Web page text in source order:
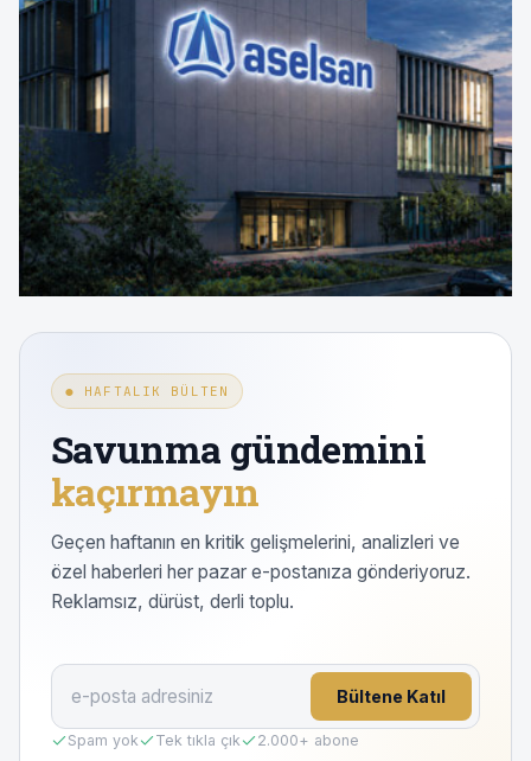
● HAFTALIK BÜLTEN
Savunma gündemini
kaçırmayın
Geçen haftanın en kritik gelişmelerini, analizleri ve
özel haberleri her pazar e-postanıza gönderiyoruz.
Reklamsız, dürüst, derli toplu.
Bültene Katıl
Spam yok Tek tıkla çık 2.000+ abone